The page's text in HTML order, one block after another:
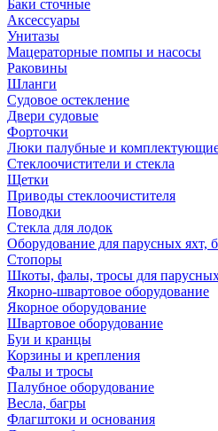
Баки сточные
Аксессуары
Унитазы
Мацераторные помпы и насосы
Раковины
Шланги
Судовое остекление
Двери судовые
Форточки
Люки палубные и
Стеклоочистители и стекла
Щетки
Приводы стеклоочистителя
Поводки
Стекла для лодок
Оборудование для парусных яхт,
Стопоры
Шкоты, фалы, тросы для
Якорно-швартовое оборудование
Якорное оборудование
Швартовое оборудование
Буи и кранцы
Корзины и крепления
Фалы и тросы
Палубное оборудование
Весла, багры
Флагштоки и основания